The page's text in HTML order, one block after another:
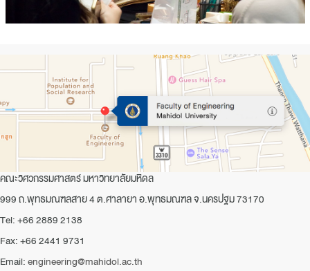
คณะวิศวกรรมศาสตร์ มหาวิทยาลัยมหิดล
999 ถ.พุทธมณฑลสาย 4 ต.ศาลายา อ.พุทธมณฑล จ.นครปฐม 73170
Tel: +66 2889 2138
Fax: +66 2441 9731
Email:engineering@mahidol.ac.th